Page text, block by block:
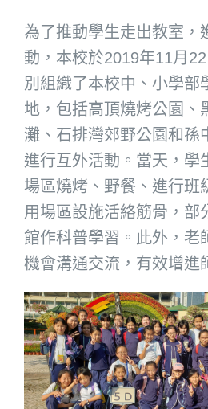
為了推動學生走出教室，
動，本校於2019年11月
別組織了本校中、小學部
地，包括高頂燒烤公園、
灘、石排灣郊野公園和孫
進行互外活動。當天，學
場區燒烤、野餐、進行班
用場區設施活絡筋骨，部
館作科普學習。此外，老
機會溝通交流，有效增進